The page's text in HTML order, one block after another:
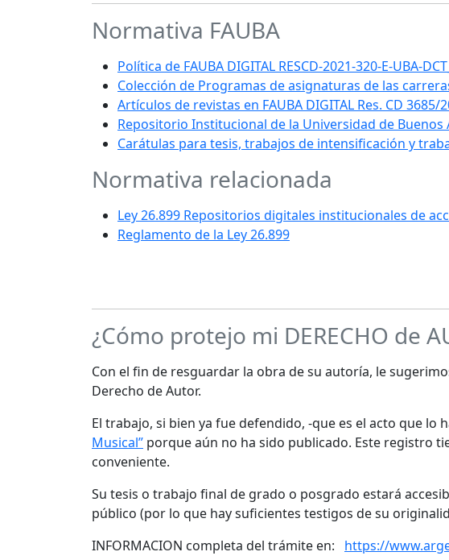
Normativa FAUBA
Política de FAUBA DIGITAL RESCD-2021-320-E-UBA-
Colección de Programas de asignaturas de las
Artículos de revistas en FAUBA DIGITAL Res. CD 3685/
Repositorio Institucional de la Universidad de Buenos
Carátulas para tesis, trabajos de intensificación y
Normativa relacionada
Ley 26.899 Repositorios digitales institucionales de
Reglamento de la Ley 26.899
¿Cómo protejo mi DERECHO de
Con el fin de resguardar la obra de su autoría, le
Derecho de Autor.
El trabajo, si bien ya fue defendido, -que es el acto que lo
Musical” porque aún no ha sido publicado. Este registro
conveniente.
Su tesis o trabajo final de grado o posgrado estará
público (por lo que hay suficientes testigos de su
INFORMACION completa del trámite en:
https://